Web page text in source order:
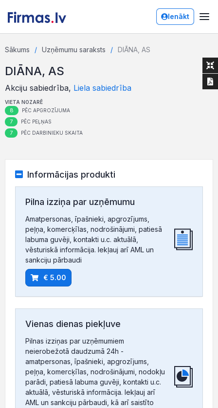
Ienākt
Sākums Uzņēmumu saraksts DIĀNA, AS
DIĀNA, AS
Akciju sabiedrība, Liela sabiedrība
VIETA NOZARĒ
8 PĒC APGROZĪJUMA
7 PĒC PEĻŅAS
7 PĒC DARBINIEKU SKAITA
Informācijas produkti
Pilna izziņa par uzņēmumu
Amatpersonas, īpašnieki, apgrozījums,
peļņa, komercķīlas, nodrošinājumi, patiesā
labuma guvēji, kontakti u.c. aktuālā,
vēsturiskā informācija. Iekļauj arī AML un
sankciju pārbaudi
€ 5.00
Vienas dienas piekļuve
Pilnas izziņas par uzņēmumiem
neierobežotā daudzumā 24h -
amatpersonas, īpašnieki, apgrozījums,
peļņa, komercķīlas, nodrošinājumi, nodokļu
parādi, patiesā labuma guvēji, kontakti u.c.
aktuālā, vēsturiskā informācija. Iekļauj arī
AML un sankciju pārbaudi, kā arī saistīto